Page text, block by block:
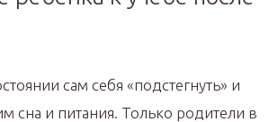
сам себя «подстегнуть» и
сна и питания. Только родители в